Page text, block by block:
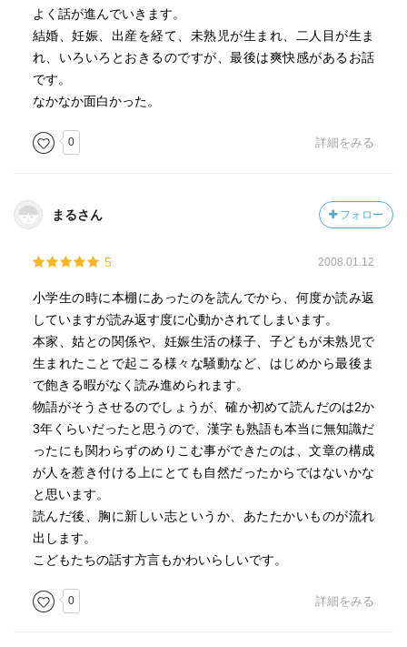
よく話が進んでいきます。
結婚、妊娠、出産を経て、未熟児が生まれ、二人目が生ま
れ、いろいろとおきるのですが、最後は爽快感があるお話
です。
なかなか面白かった。
0 詳細をみる
まるさん フォロー
5 2008.01.12
小学生の時に本棚にあったのを読んでから、何度か読み返
していますが読み返す度に心動かされてしまいます。
本家、姑との関係や、妊娠生活の様子、子どもが未熟児で
生まれたことで起こる様々な騒動など、はじめから最後ま
で飽きる暇がなく読み進められます。
物語がそうさせるのでしょうが、確か初めて読んだのは2か
3年くらいだったと思うので、漢字も熟語も本当に無知識だ
ったにも関わらずのめりこむ事ができたのは、文章の構成
が人を惹き付ける上にとても自然だったからではないかな
と思います。
読んだ後、胸に新しい志というか、あたたかいものが流れ
出します。
こどもたちの話す方言もかわいらしいです。
0 詳細をみる